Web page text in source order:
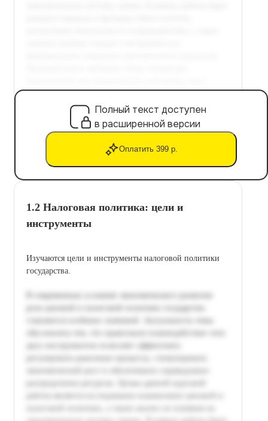
Полный текст доступен
в расширенной версии
Оплатить 399 р.
1.2 Налоговая политика: цели и
инструменты
Изучаются цели и инструменты налоговой политики
государства.